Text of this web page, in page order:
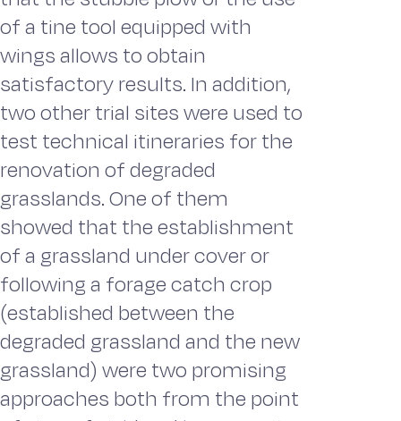
of a tine tool equipped with
wings allows to obtain
satisfactory results. In addition,
two other trial sites were used to
test technical itineraries for the
renovation of degraded
grasslands. One of them
showed that the establishment
of a grassland under cover or
following a forage catch crop
(established between the
degraded grassland and the new
grassland) were two promising
approaches both from the point